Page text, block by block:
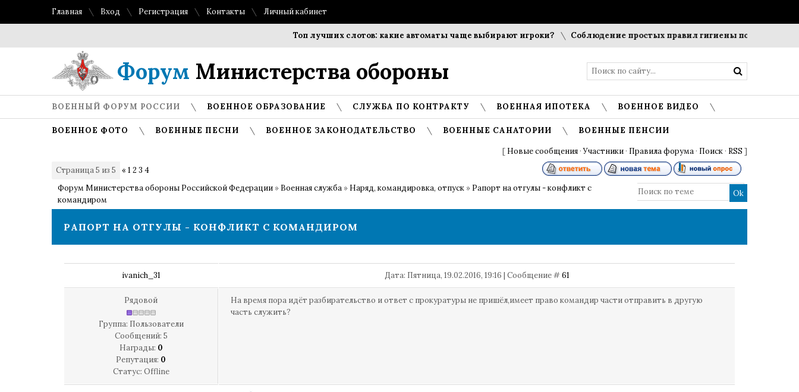
Главная Вход Регистрация Контакты Личный кабинет
Топ лучших слотов: какие автоматы чаще выбирают игроки? Соблюдение простых правил гигиены помогает
Форум Министерства обороны
ВОЕННЫЙ ФОРУМ РОССИИ ВОЕННОЕ ОБРАЗОВАНИЕ СЛУЖБА ПО КОНТРАКТУ ВОЕННАЯ ИПОТЕКА ВОЕННОЕ ВИДЕО
ВОЕННОЕ ФОТО ВОЕННЫЕ ПЕСНИ ВОЕННОЕ ЗАКОНОДАТЕЛЬСТВО ВОЕННЫЕ САНАТОРИИ ВОЕННЫЕ ПЕНСИИ
[ Новые сообщения ·Участники · Правила форума · Поиск · RSS ]
Страница5 из 5 « 1 2 3 4
Форум Министерства обороны Российской Федерации » Военная служба » Наряд, командировка, отпуск » Рапорт на отгулы - конфликт с
командиром
РАПОРТ НА ОТГУЛЫ - КОНФЛИКТ С КОМАНДИРОМ
ivanich_31 Дата: Пятница, 19.02.2016, 19:16 | Сообщение #61
Рядовой
Группа: Пользователи
Сообщений: 5
Награды: 0
Репутация: 0
Статус: Offline
На время пора идёт разбирательство и ответ с прокуратуры не пришёл,имеет право командир части отправить в другую
часть служить?